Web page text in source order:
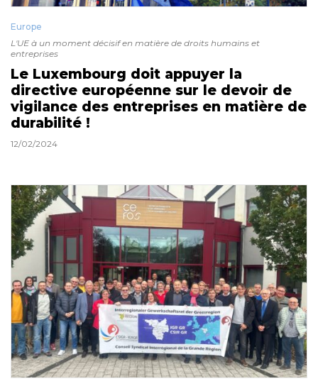
Europe
L'UE à un moment décisif en matière de droits humains et
entreprises
Le Luxembourg doit appuyer la
directive européenne sur le devoir de
vigilance des entreprises en matière de
durabilité !
12/02/2024